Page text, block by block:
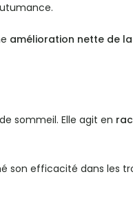
amélioration nette de
sommeil. Elle agit en
son efficacité dans les